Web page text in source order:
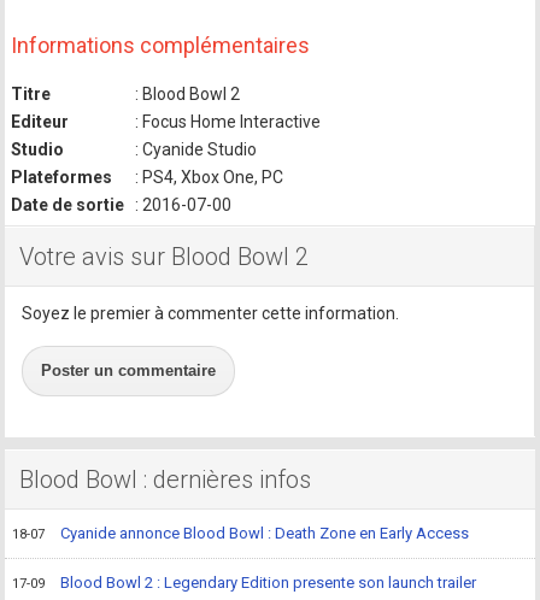
Informations complémentaires
Titre
: Blood Bowl 2
Editeur
: Focus Home Interactive
Studio
: Cyanide Studio
Plateformes
: PS4, Xbox One, PC
Date de sortie
: 2016-07-00
Votre avis sur Blood Bowl 2
Soyez le premier à commenter cette information.
Poster un commentaire
Blood Bowl : dernières infos
18-07 Cyanide annonce Blood Bowl : Death Zone en Early Access
17-09 Blood Bowl 2 : Legendary Edition presente son launch trailer